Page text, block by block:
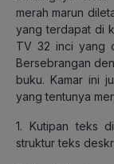
merah marun
yang terdapat di
TV 32 inci yang
Bersebrangan
buku. Kamar ini
yang tentunya
1. Kutipan teks
struktur teks